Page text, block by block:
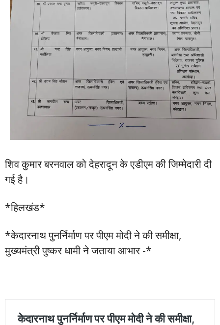
शिव कुमार बरनवाल को देहरादून के एडीएम की जिम्मेदारी दी
गई है।
*हिलखंड*
*केदारनाथ पुनर्निर्माण पर पीएम मोदी ने की समीक्षा,
मुख्यमंत्री पुष्कर धामी ने जताया आभार -*